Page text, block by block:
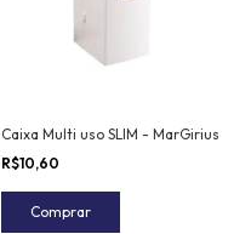
Caixa Multi uso SLIM - MarGirius
R$10,60
Comprar